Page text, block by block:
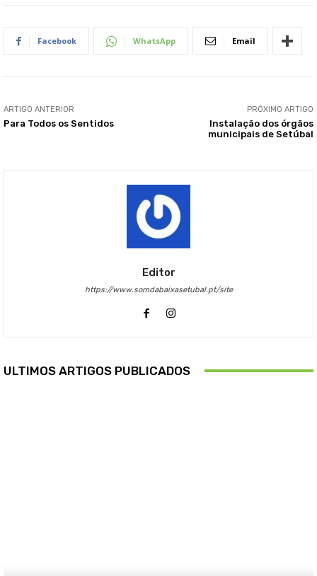
Facebook WhatsApp Email
ARTIGO ANTERIOR
Para Todos os Sentidos
PRÓXIMO ARTIGO
Instalação dos órgãos
municipais de Setúbal
Editor
https://www.somdabaixasetubal.pt/site
ULTIMOS ARTIGOS PUBLICADOS